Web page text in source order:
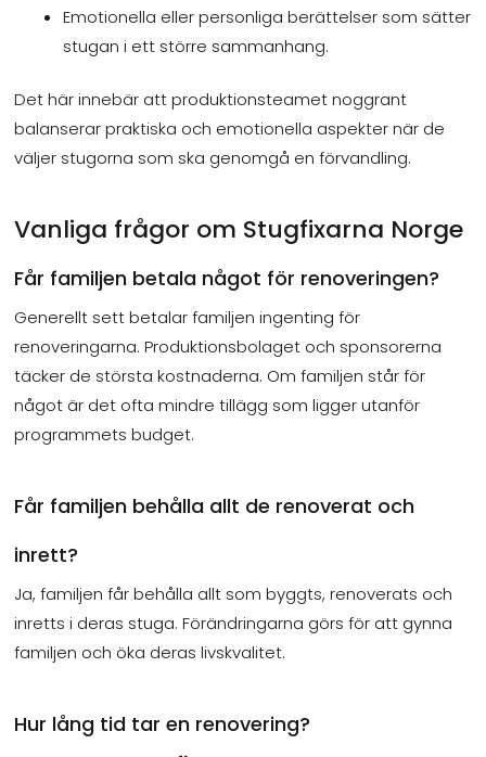
Emotionella eller personliga berättelser som sätter
stugan i ett större sammanhang.
Det här innebär att produktionsteamet noggrant
balanserar praktiska och emotionella aspekter när de
väljer stugorna som ska genomgå en förvandling.
Vanliga frågor om Stugfixarna Norge
Får familjen betala något för renoveringen?
Generellt sett betalar familjen ingenting för
renoveringarna. Produktionsbolaget och sponsorerna
täcker de största kostnaderna. Om familjen står för
något är det ofta mindre tillägg som ligger utanför
programmets budget.
Får familjen behålla allt de renoverat och
inrett?
Ja, familjen får behålla allt som byggts, renoverats och
inretts i deras stuga. Förändringarna görs för att gynna
familjen och öka deras livskvalitet.
Hur lång tid tar en renovering?